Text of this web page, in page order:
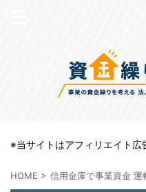
※当サイトはアフィリエイト広
HOME > 信用金庫で事業資金 運